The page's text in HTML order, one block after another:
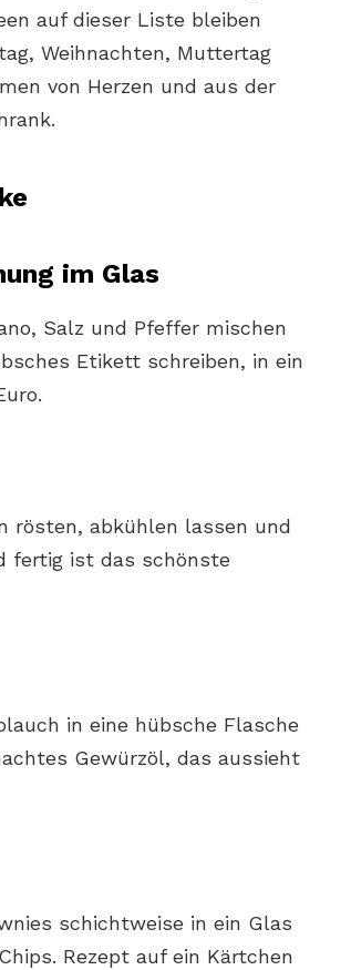
auf dieser Liste bleiben
Weihnachten, Muttertag
von Herzen und aus der
im Glas
Salz und Pfeffer mischen
Etikett schreiben, in ein
rösten, abkühlen lassen und
fertig ist das schönste
in eine hübsche Flasche
Gewürzöl, das aussieht
schichtweise in ein Glas
Rezept auf ein Kärtchen